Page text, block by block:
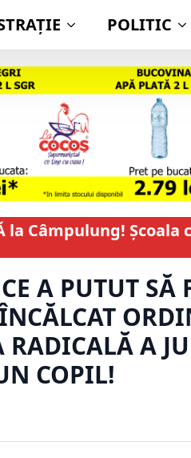
POLITIC
la Câmpulung!
A PUTUT SĂ
RADICALĂ A
COPIL!